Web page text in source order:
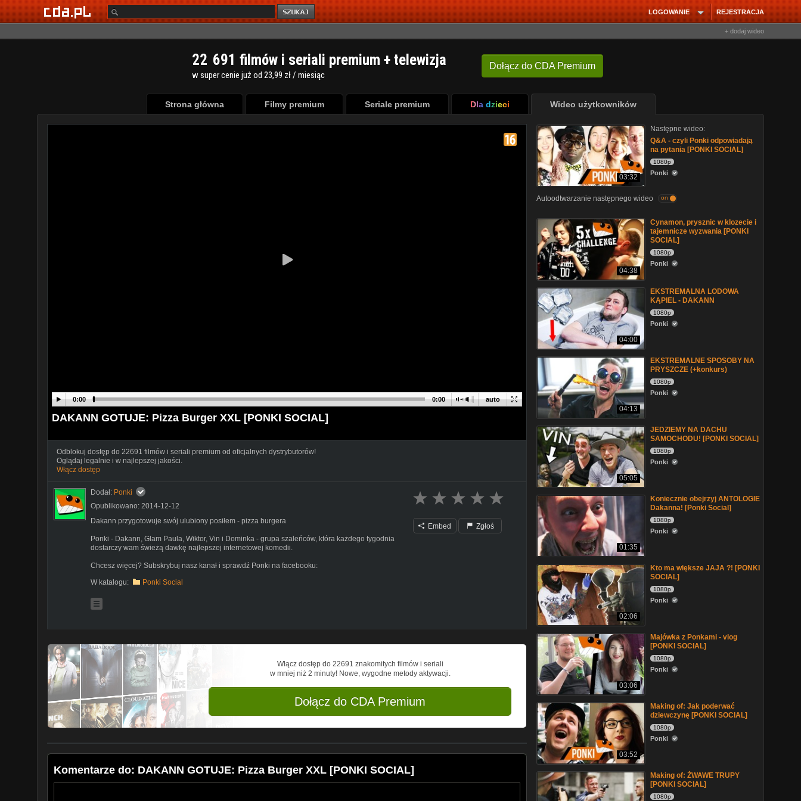
REJESTRACJA
LOGOWANIE
+ dodaj wideo
Dołącz do CDA Premium
22 691 filmów i seriali premium + telewizja
w super cenie już od 23,99 zł / miesiąc
Strona główna Filmy premium Seriale premium Dla dzieci Wideo użytkowników
auto
0:00 0:00
DAKANN GOTUJE: Pizza Burger XXL [PONKI SOCIAL]
Odblokuj dostęp do 22691 filmów i seriali premium od oficjalnych dystrybutorów!
Oglądaj legalnie i w najlepszej jakości.
Włącz dostęp
Dodał: Ponki
Opublikowano: 2014-12-12
Dakann przygotowuje swój ulubiony posiłem - pizza burgera
Ponki - Dakann, Glam Paula, Wiktor, Vin i Dominka - grupa szaleńców, która każdego tygodnia
dostarczy wam świeżą dawkę najlepszej internetowej komedii.
Chcesz więcej? Subskrybuj nasz kanał i sprawdź Ponki na facebooku:
W katalogu:
Ponki Social
Embed Zgłoś
Włącz dostęp do 22691 znakomitych filmów i seriali
w mniej niż 2 minuty! Nowe, wygodne metody aktywacji.
Dołącz do CDA Premium
Komentarze do: DAKANN GOTUJE: Pizza Burger XXL [PONKI SOCIAL]
03:32
Następne wideo:
Q&A - czyli Ponki odpowiadają
na pytania [PONKI SOCIAL]
1080p
Ponki
Autoodtwarzanie następnego wideo on
04:38
Cynamon, prysznic w klozecie i
tajemnicze wyzwania [PONKI
SOCIAL]
1080p
Ponki
04:00
EKSTREMALNA LODOWA
KĄPIEL - DAKANN
1080p
Ponki
04:13
EKSTREMALNE SPOSOBY NA
PRYSZCZE (+konkurs)
1080p
Ponki
05:05
JEDZIEMY NA DACHU
SAMOCHODU! [PONKI SOCIAL]
1080p
Ponki
01:35
Koniecznie obejrzyj ANTOLOGIE
Dakanna! [Ponki Social]
1080p
Ponki
02:06
Kto ma większe JAJA ?! [PONKI
SOCIAL]
1080p
Ponki
03:06
Majówka z Ponkami - vlog
[PONKI SOCIAL]
1080p
Ponki
03:52
Making of: Jak poderwać
dziewczynę [PONKI SOCIAL]
1080p
Ponki
Making of: ŻWAWE TRUPY
[PONKI SOCIAL]
1080p